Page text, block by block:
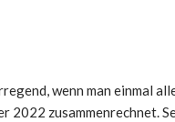
wenn man einmal
2022 zusammenrechnet.